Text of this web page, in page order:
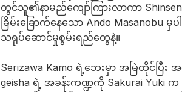
တွင်သူ၏နာမည်ကျော်ကြားလာကာ
ခြိမ်းခြောက်နေသော Ando
သရုပ်ဆောင်မှုစွမ်းရည်တွေနဲ့။
Serizawa Kamo ရဲ့ဘေးမှာ အမြဲထိုင်ပြီ
geisha ရဲ့ အခန်းကဏ္ဍကို Sakurai Yuki